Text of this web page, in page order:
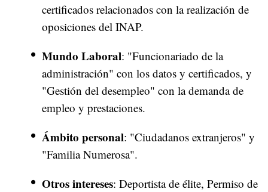
certificados relacionados con la realización de
oposiciones del INAP.
Mundo Laboral: "Funcionariado de la
administración" con los datos y certificados, y
"Gestión del desempleo" con la demanda de
empleo y prestaciones.
Ámbito personal: "Ciudadanos extranjeros" y
"Familia Numerosa".
Otros intereses: Deportista de élite, Permiso de